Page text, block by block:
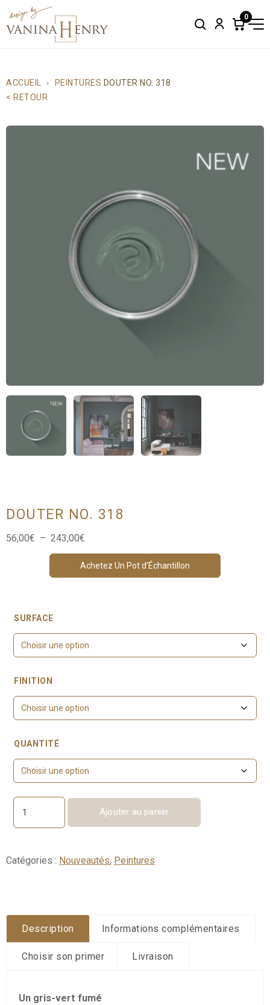
SearchAccount
0
Items
ACCUEIL PEINTURES DOUTER NO. 318
< RETOUR
DOUTER NO. 318
56,00€ – 243,00€
prix :
56,00€
Achetez Un Pot d’Échantillon
SURFACE
FINITION
QUANTITÉ
quantité
de
318
Ajouter au panier
Catégories : Nouveautés, Peintures
Description Informations complémentaires
Choisir son primer Livraison
Un gris-vert fumé